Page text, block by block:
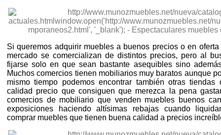
Si queremos adquirir muebles a buenos precios o en
mercado se comercializan de distintos precios, pero al
fijarse solo en que sean bastante asequibles sino
Muchos comercios tienen mobiliarios muy baratos aunque
mismo tiempo podemos encontrar también otras
calidad precio que consiguen que merezca la pena
comercios de mobiliario que venden muebles buenos
exposiciones haciendo altísimas rebajas cuando
comprar muebles que tienen buena calidad a precios